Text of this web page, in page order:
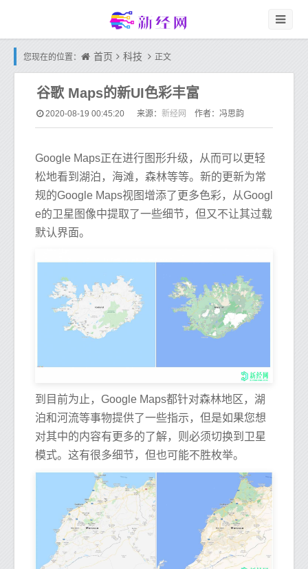
您现在的位置： 首页 科技 正文
谷歌 Maps的新UI色彩丰富
2020-08-19 00:45:20 来源： 新经网 作者：冯思韵
Google Maps正在进行图形升级，从而可以更轻
松地看到湖泊，海滩，森林等等。新的更新为常
规的Google Maps视图增添了更多色彩，从Googl
e的卫星图像中提取了一些细节，但又不让其过载
默认界面。
到目前为止，Google Maps都针对森林地区，湖
泊和河流等事物提供了一些指示，但是如果您想
对其中的内容有更多的了解，则必须切换到卫星
模式。这有很多细节，但也可能不胜枚举。